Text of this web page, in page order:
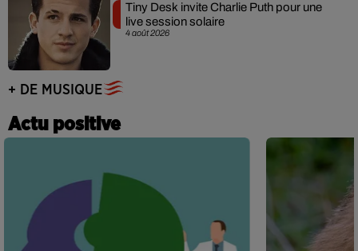
4 août 2026
Tiny Desk invite Charlie Puth pour une
live session solaire
+ DE MUSIQUE
Actu positive